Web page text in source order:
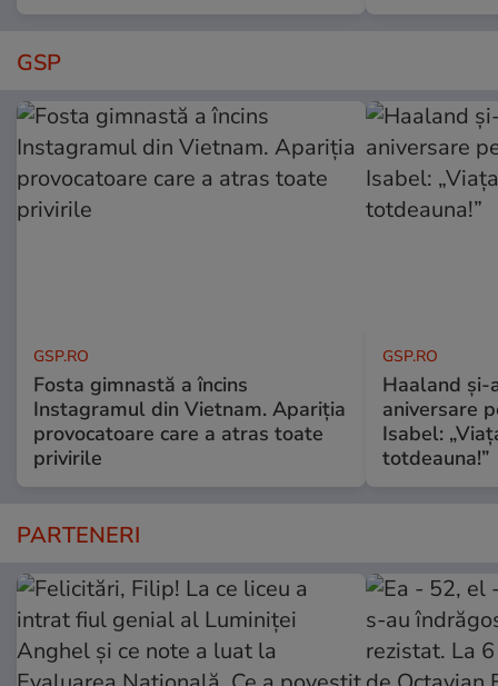
GSP
GSP.RO
Fosta gimnastă a încins
Instagramul din Vietnam. Apariția
provocatoare care a atras toate
privirile
GSP.RO
Haaland
aniversare
Isabel:
totdeauna!”
PARTENERI